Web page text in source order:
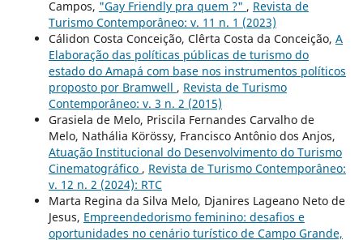
Campos, "Gay Friendly pra quem ?" , Revista de
Turismo Contemporâneo: v. 11 n. 1 (2023)
Cálidon Costa Conceição, Clêrta Costa da Conceição, A
Elaboração das políticas públicas de turismo do
estado do Amapá com base nos instrumentos políticos
proposto por Bramwell , Revista de Turismo
Contemporâneo: v. 3 n. 2 (2015)
Grasiela de Melo, Priscila Fernandes Carvalho de
Melo, Nathália Körössy, Francisco Antônio dos Anjos,
Atuação Institucional do Desenvolvimento do Turismo
Cinematográfico , Revista de Turismo Contemporâneo:
v. 12 n. 2 (2024): RTC
Marta Regina da Silva Melo, Djanires Lageano Neto de
Jesus, Empreendedorismo feminino: desafios e
oportunidades no cenário turístico de Campo Grande,